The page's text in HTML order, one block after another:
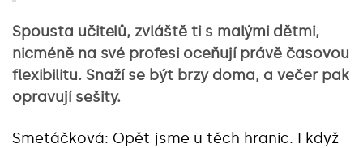
Spousta učitelů, zvláště ti s malými dětmi,
nicméně na své profesi oceňují právě časovou
flexibilitu. Snaží se být brzy doma, a večer pak
opravují sešity.
Smetáčková: Opět jsme u těch hranic. I když